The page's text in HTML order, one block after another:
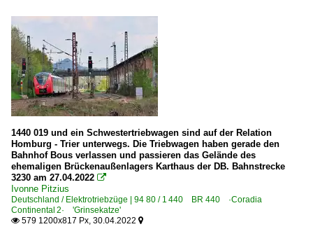
1440 019 und ein Schwestertriebwagen sind auf der Relation
Homburg - Trier unterwegs. Die Triebwagen haben gerade den
Bahnhof Bous verlassen und passieren das Gelände des
ehemaligen Brückenaußenlagers Karthaus der DB. Bahnstrecke
3230 am 27.04.2022 
Ivonne Pitzius
Deutschland / Elektrotriebzüge | 94 80 / 1 440 BR 440 ·Coradia
Continental 2· 'Grinsekatze'
 579 1200x817 Px, 30.04.2022 